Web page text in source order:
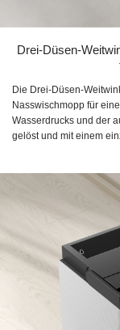
Drei-Düsen-
Die Drei-Düsen-
Nasswischmopp für
Wasserdrucks und der
gelöst und mit einem